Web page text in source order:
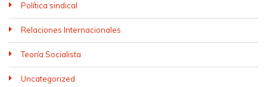
Política sindical
Relaciones Internacionales
Teoría Socialista
Uncategorized